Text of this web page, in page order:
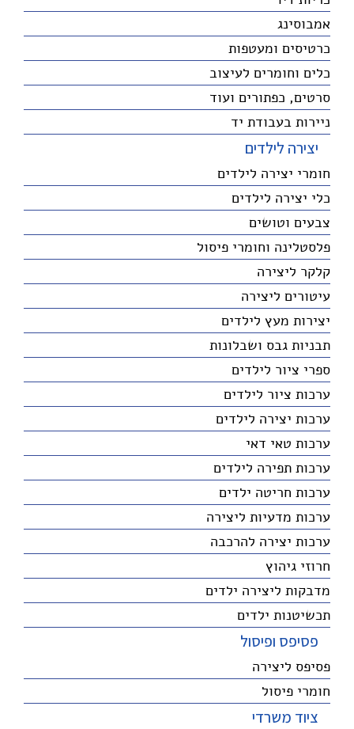
אמבוסינג
כרטיסים ומעטפות
כלים וחומרים לעיצוב
סרטים, כפתורים ועוד
ניירות בעבודת יד
יצירה לילדים
חומרי יצירה לילדים
כלי יצירה לילדים
צבעים וטושים
פלסטלינה וחומרי פיסול
קלקר ליצירה
עיטורים ליצירה
יצירות מעץ לילדים
תבניות גבס ושבלונות
ספרי ציור לילדים
ערכות ציור לילדים
ערכות יצירה לילדים
ערכות טאי דאי
ערכות תפירה לילדים
ערכות חריטה ילדים
ערכות מדעיות ליצירה
ערכות יצירה להרכבה
חרוזי גיהוץ
מדבקות ליצירה ילדים
תכשיטנות ילדים
פסיפס ופיסול
פסיפס ליצירה
חומרי פיסול
ציוד משרדי